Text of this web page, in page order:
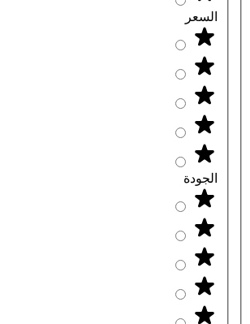
السعر
الجودة